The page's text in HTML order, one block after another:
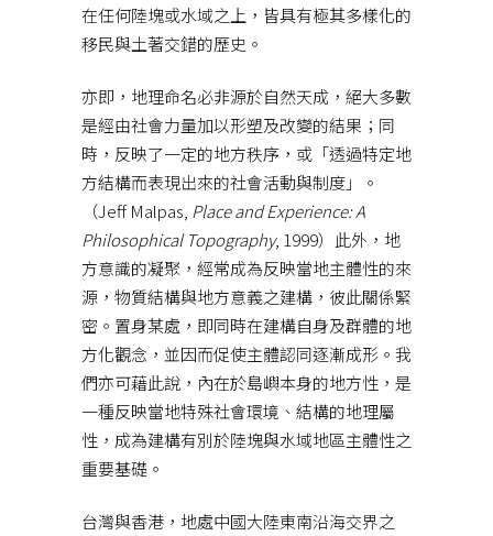
在任何陸塊或水域之上，皆具有極其多樣化的
移民與土著交錯的歷史。
亦即，地理命名必非源於自然天成，絕大多數
是經由社會力量加以形塑及改變的結果；同
時，反映了一定的地方秩序，或「透過特定地
方結構而表現出來的社會活動與制度」。
（Jeff Malpas, Place and Experience: A
Philosophical Topography, 1999）此外，地
方意識的凝聚，經常成為反映當地主體性的來
源，物質結構與地方意義之建構，彼此關係緊
密。置身某處，即同時在建構自身及群體的地
方化觀念，並因而促使主體認同逐漸成形。我
們亦可藉此說，內在於島嶼本身的地方性，是
一種反映當地特殊社會環境、結構的地理屬
性，成為建構有別於陸塊與水域地區主體性之
重要基礎。
台灣與香港，地處中國大陸東南沿海交界之